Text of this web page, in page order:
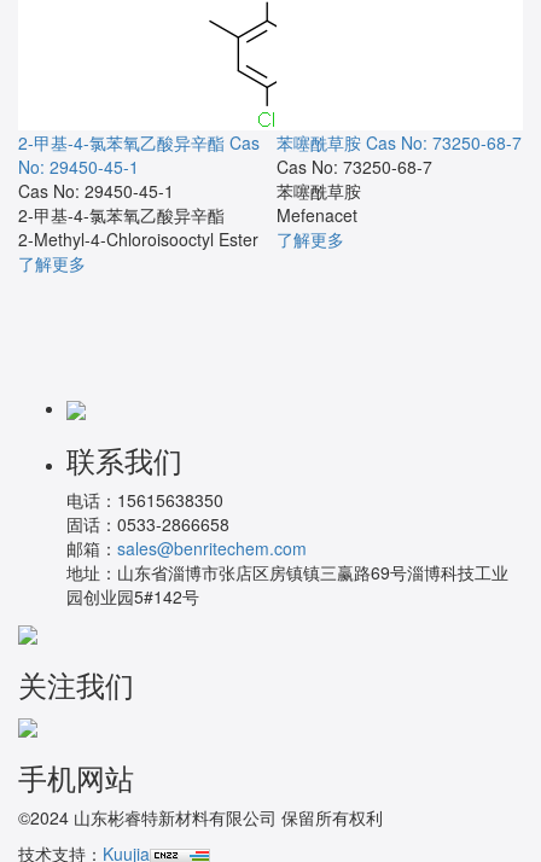
2-甲基-4-氯苯氧乙酸异辛酯 Cas
No: 29450-45-1
Cas No: 29450-45-1
2-甲基-4-氯苯氧乙酸异辛酯
2-Methyl-4-Chloroisooctyl Ester
了解更多
苯噻酰草胺 Cas No: 73250-68-7
Cas No: 73250-68-7
苯噻酰草胺
Mefenacet
了解更多
联系我们
电话： 15615638350
固话： 0533-2866658
邮箱： sales@benritechem.com
地址： 山东省淄博市张店区房镇镇三赢路69号淄博科技工业
园创业园5#142号
关注我们
手机网站
©2024 山东彬睿特新材料有限公司 保留所有权利
技术支持： Kuujia